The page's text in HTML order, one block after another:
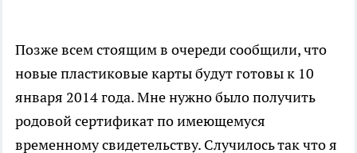
Позже всем стоящим в очереди сообщили, что
новые пластиковые карты будут готовы к 10
января 2014 года. Мне нужно было получить
родовой сертификат по имеющемуся
временному свидетельству. Случилось так что я